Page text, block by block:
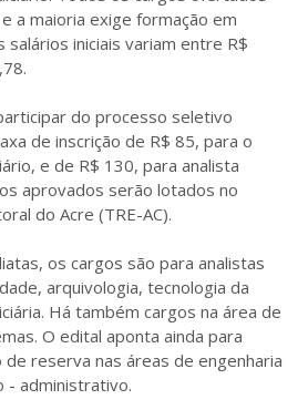
a maioria exige formação em
salários iniciais variam entre R$
do processo seletivo
de inscrição de R$ 85, para o
e de R$ 130, para analista
aprovados serão lotados no
do Acre (TRE-AC).
os cargos são para analistas
arquivologia, tecnologia da
Há também cargos na área de
O edital aponta ainda para
reserva nas áreas de engenharia
- administrativo.